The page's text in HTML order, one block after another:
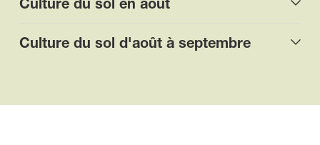
Culture du sol d'août à septembre